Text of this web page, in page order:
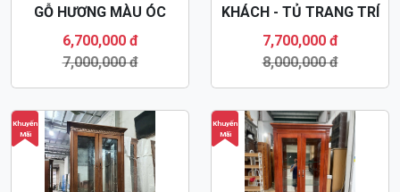
GỖ HƯƠNG MÀU ÓC
CHÓ HIỆN ĐẠI TR40
6,700,000 đ
7,000,000 đ
KHÁCH - TỦ TRANG TRÍ
- TỦ BÀY ĐỒ TR39
7,700,000 đ
8,000,000 đ
Khuyến
Mãi
Khuyến
Mãi